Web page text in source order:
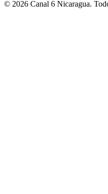
© 2026 Canal 6 Nicaragua.